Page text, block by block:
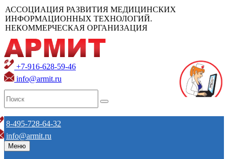
АССОЦИАЦИЯ РАЗВИТИЯ МЕДИЦИНСКИХ
ИНФОРМАЦИОННЫХ ТЕХНОЛОГИЙ.
НЕКОММЕРЧЕСКАЯ ОРГАНИЗАЦИЯ
+7-916-628-59-46
info@armit.ru
8-495-728-64-32
info@armit.ru
Меню